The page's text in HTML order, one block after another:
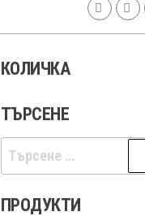
КОЛИЧКА
ТЪРСЕНЕ
Търсене
за:
ПРОДУКТИ